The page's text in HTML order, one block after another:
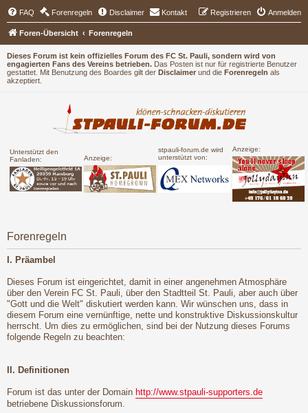
Dieses Forum ist kein offizielles Forum des FC St. Pauli, sondern wird von
engagierten Fans des Vereins betrieben. Das Posten ist nur für registrierte Benutzer
gestattet. Mit Benutzung des Boardes gilt der Disclaimer und die Forenregeln als
akzeptiert.
Unterstützt den
Fanladen:
Anzeige:
stpauli-forum.de wird
unterstützt von:
Anzeige:
FAQ Forenregeln Disclaimer Kontakt Anmelden
Registrieren
Foren-Übersicht Forenregeln
Forenregeln
I. Präambel
Dieses Forum ist eingerichtet, damit in einer angenehmen Atmosphäre
über den Verein FC St. Pauli, über den Stadtteil St. Pauli, aber auch über
"Gott und die Welt" diskutiert werden kann. Wir wünschen uns, dass in
diesem Forum eine vernünftige, nette und konstruktive Diskussionskultur
herrscht. Um dies zu ermöglichen, sind bei der Nutzung dieses Forums
folgende Regeln zu beachten:
II. Definitionen
Forum ist das unter der Domain http://www.stpauli-supporters.de
betriebene Diskussionsforum.